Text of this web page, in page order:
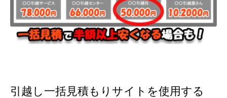
引越し一括見積もりサイトを使用する